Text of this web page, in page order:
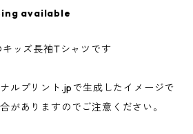
available
キッズ長袖Tシャツです
ルプリント.jpで生成したイメージで
がありますのでご注意ください。